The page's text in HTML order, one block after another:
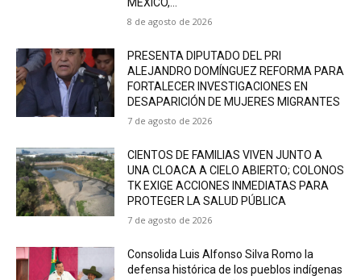
8 de agosto de 2026
PRESENTA DIPUTADO DEL PRI
ALEJANDRO DOMÍNGUEZ REFORMA PARA
FORTALECER INVESTIGACIONES EN
DESAPARICIÓN DE MUJERES MIGRANTES
7 de agosto de 2026
CIENTOS DE FAMILIAS VIVEN JUNTO A
UNA CLOACA A CIELO ABIERTO; COLONOS
TK EXIGE ACCIONES INMEDIATAS PARA
PROTEGER LA SALUD PÚBLICA
7 de agosto de 2026
Consolida Luis Alfonso Silva Romo la
defensa histórica de los pueblos indígenas